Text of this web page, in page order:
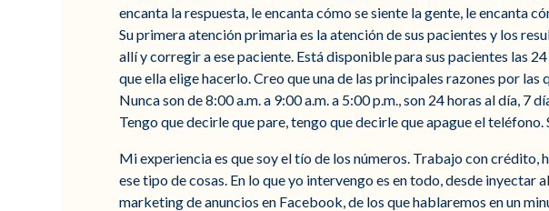
encanta la respuesta, le encanta cómo se siente la gente, le encanta
Su primera atención primaria es la atención de sus pacientes y los
allí y corregir a ese paciente. Está disponible para sus pacientes las
que ella elige hacerlo. Creo que una de las principales razones por
Nunca son de 8:00 a.m. a 9:00 a.m. a 5:00 p.m., son 24 horas al día, 7
Tengo que decirle que pare, tengo que decirle que apague el
Mi experiencia es que soy el tío de los números. Trabajo con
ese tipo de cosas. En lo que yo intervengo es en todo, desde inyectar
marketing de anuncios en Facebook, de los que hablaremos en un